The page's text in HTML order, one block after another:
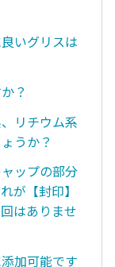
いグリスは
？
リチウム系
うか？
ップの部分
が【封印】
はありませ
加可能です